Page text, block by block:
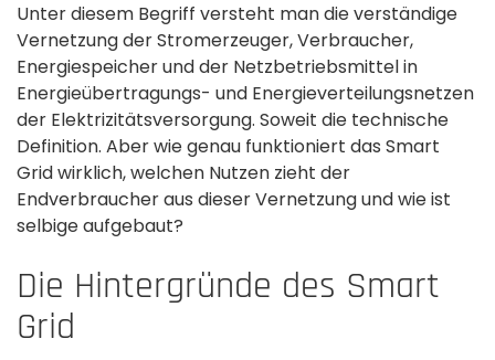
Unter diesem Begriff versteht man die verständige
Vernetzung der Stromerzeuger, Verbraucher,
Energiespeicher und der Netzbetriebsmittel in
Energieübertragungs- und Energieverteilungsnetzen
der Elektrizitätsversorgung. Soweit die technische
Definition. Aber wie genau funktioniert das Smart
Grid wirklich, welchen Nutzen zieht der
Endverbraucher aus dieser Vernetzung und wie ist
selbige aufgebaut?
Die Hintergründe des Smart
Grid